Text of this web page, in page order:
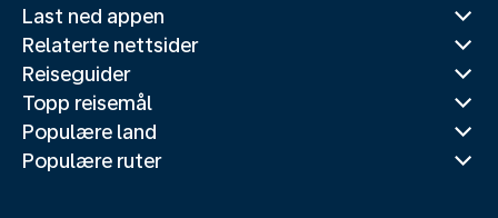
Last ned appen
Relaterte nettsider
Reiseguider
Topp reisemål
Populære land
Populære ruter